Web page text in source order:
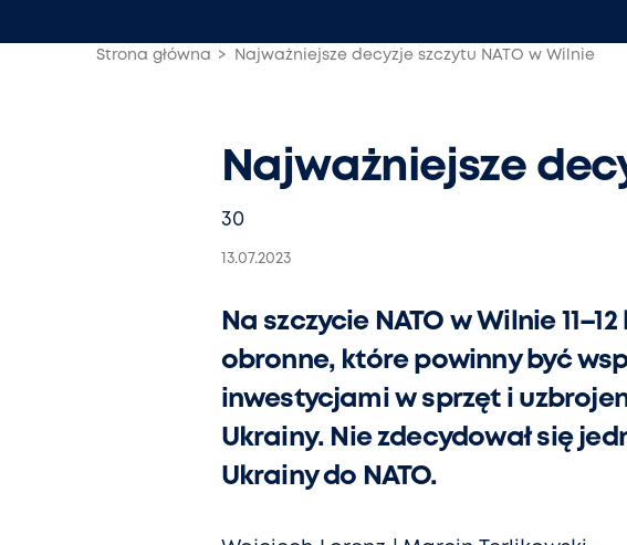
Strona główna Najważniejsze decyzje szczytu NATO w Wilnie
Najważniejsze
30
13.07.2023
Na szczycie NATO w Wilnie
obronne, które powinny być
inwestycjami w sprzęt i
Ukrainy. Nie zdecydował się
Ukrainy do NATO.